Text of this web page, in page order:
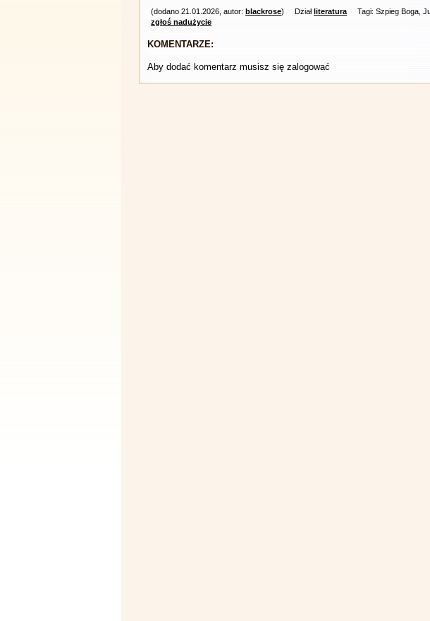
(dodano 21.01.2026, autor: blackrose) Działliteratura
Tagi: Szpieg Boga,
zgłoś nadużycie
KOMENTARZE:
Aby dodać komentarz musisz się zalogować